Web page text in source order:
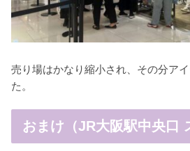
売り場はかなり縮小され、その分ア
た。
おまけ（JR大阪駅中央口